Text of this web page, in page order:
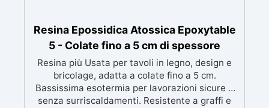
Resina Epossidica Atossica Epoxytable
5 - Colate fino a 5 cm di spessore
Resina più Usata per tavoli in legno, design e
bricolage, adatta a colate fino a 5 cm.
Bassissima esotermia per lavorazioni sicure e
senza surriscaldamenti. Resistente a graffi e